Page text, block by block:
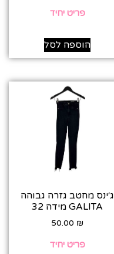
פריט יחיד
הוספה לסל
ג׳ינס מחטב גזרה גבוהה
GALITA מידה 32
50.00 ₪
פריט יחיד